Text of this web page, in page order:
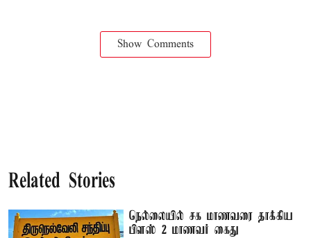
Show Comments
Related Stories
நெல்லையில் சக மாணவரை தாக்கிய
பிளஸ் 2 மாணவர் கைது